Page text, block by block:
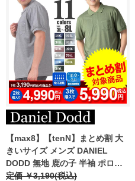
【max8】【tenN】まとめ割 大
きいサイズ メンズ DANIEL
DODD 無地 鹿の子 半袖 ポロシ
ャツ 吸汗速乾 azpr-009020s
定価 ￥3,190(税込)